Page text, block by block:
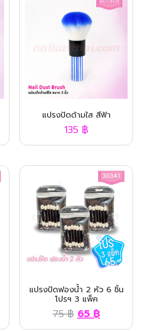
แปรงปัดด้ามใส สีฟ้า
135 ฿
แปรงปัดฟองน้ำ 2 หัว 6 ชิ้น
โปรฯ 3 แพ็ค
75฿ 65฿